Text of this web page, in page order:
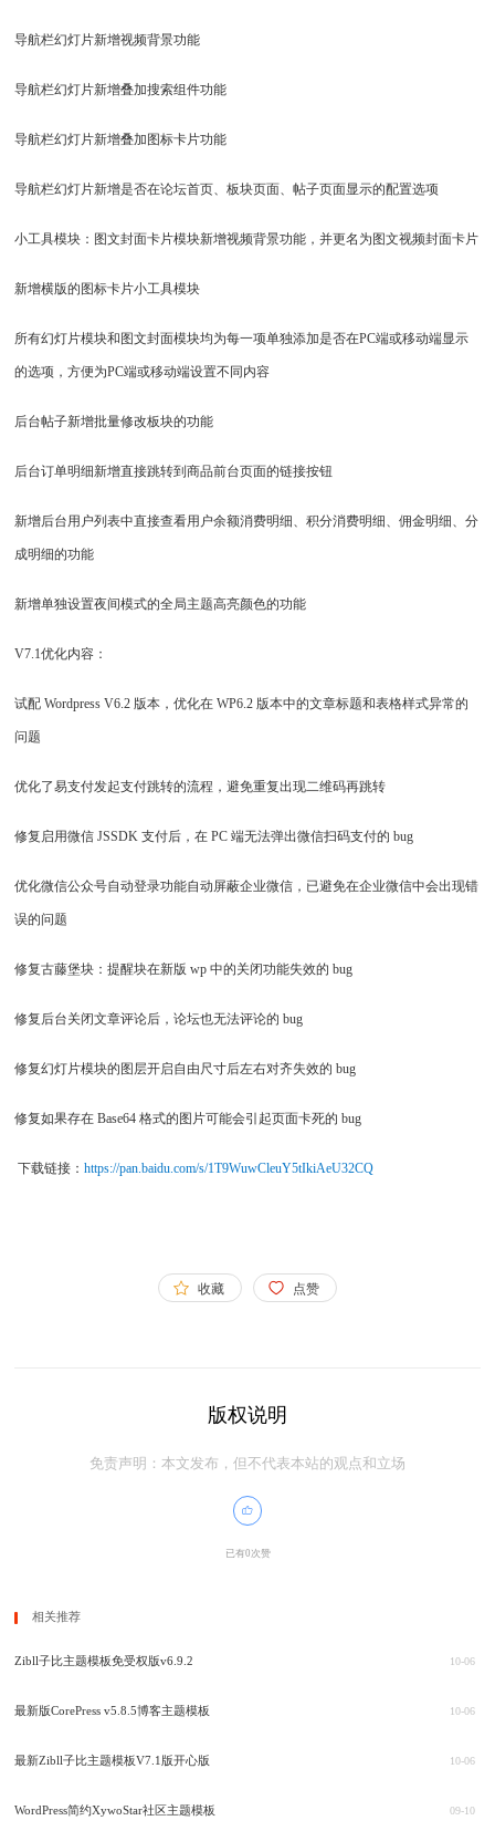
导航栏幻灯片新增视频背景功能
导航栏幻灯片新增叠加搜索组件功能
导航栏幻灯片新增叠加图标卡片功能
导航栏幻灯片新增是否在论坛首页、板块页面、帖子页面显示的配置选项
小工具模块：图文封面卡片模块新增视频背景功能，并更名为图文视频封面卡片
新增横版的图标卡片小工具模块
所有幻灯片模块和图文封面模块均为每一项单独添加是否在PC端或移动端显示
的选项，方便为PC端或移动端设置不同内容
后台帖子新增批量修改板块的功能
后台订单明细新增直接跳转到商品前台页面的链接按钮
新增后台用户列表中直接查看用户余额消费明细、积分消费明细、佣金明细、分
成明细的功能
新增单独设置夜间模式的全局主题高亮颜色的功能
V7.1优化内容：
试配 Wordpress V6.2 版本，优化在 WP6.2 版本中的文章标题和表格样式异常的
问题
优化了易支付发起支付跳转的流程，避免重复出现二维码再跳转
修复启用微信 JSSDK 支付后，在 PC 端无法弹出微信扫码支付的 bug
优化微信公众号自动登录功能自动屏蔽企业微信，已避免在企业微信中会出现错
误的问题
修复古藤堡块：提醒块在新版 wp 中的关闭功能失效的 bug
修复后台关闭文章评论后，论坛也无法评论的 bug
修复幻灯片模块的图层开启自由尺寸后左右对齐失效的 bug
修复如果存在 Base64 格式的图片可能会引起页面卡死的 bug
下载链接： https://pan.baidu.com/s/1T9WuwCleuY5tIkiAeU32CQ
收藏 点赞
版权说明
免责声明：本文发布，但不代表本站的观点和立场
已有0次赞
相关推荐
10-06
Zibll子比主题模板免受权版v6.9.2
10-06
最新版CorePress v5.8.5博客主题模板
10-06
最新Zibll子比主题模板V7.1版开心版
09-10
WordPress简约XywoStar社区主题模板